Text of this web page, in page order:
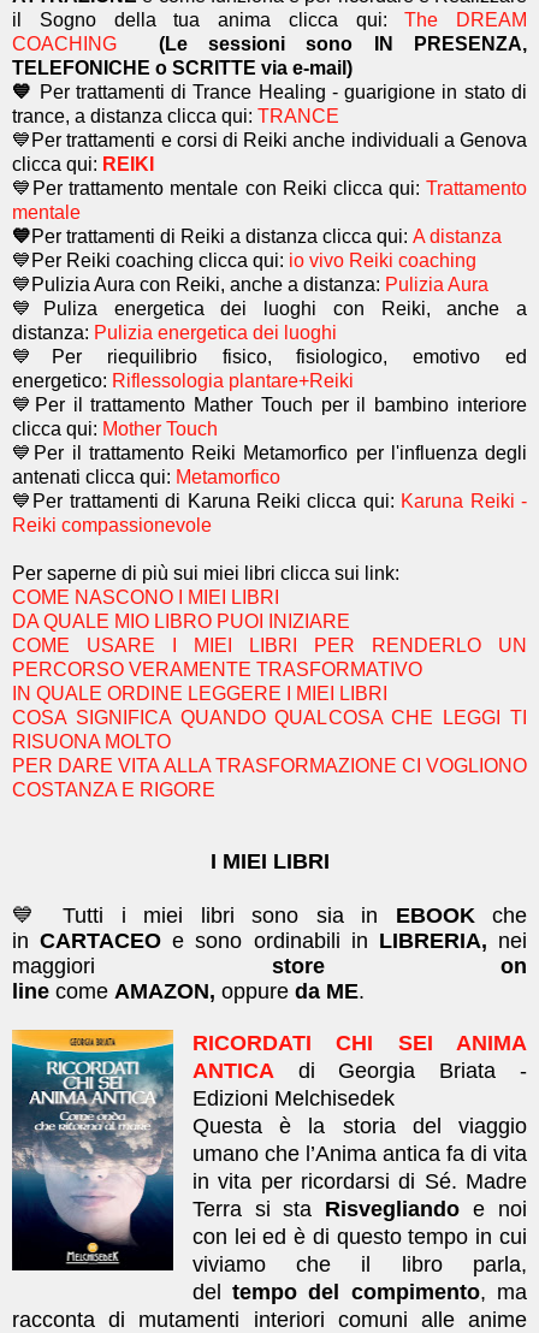
il Sogno della tua anima clicca qui:The DREAM
COACHING
(Le sessioni sono IN PRESENZA,
TELEFONICHE o SCRITTE via e-mail)
💙 Per trattamenti di Trance Healing - guarigione in stato di
trance, a distanza clicca qui: TRANCE
💙Per trattamenti e corsi di Reiki anche individuali a Genova
clicca qui: REIKI
💙Per trattamento mentale con Reiki clicca qui: Trattamento
mentale
💙Per trattamenti di Reiki a distanza clicca qui: A distanza
💙Per Reiki coaching clicca qui: io vivo Reiki coaching
💙Pulizia Aura con Reiki, anche a distanza: Pulizia Aura
💙Puliza energetica dei luoghi con Reiki, anche a
distanza: Pulizia energetica dei luoghi
💙Per riequilibrio fisico, fisiologico, emotivo ed
energetico: Riflessologia plantare+Reiki
💙Per il trattamento Mather Touch per il bambino interiore
clicca qui: Mother Touch
💙Per il trattamento Reiki Metamorfico per l'influenza degli
antenati clicca qui: Metamorfico
💙Per trattamenti di Karuna Reiki clicca qui: Karuna Reiki -
Reiki compassionevole
Per saperne di più sui miei libri clicca sui link:
COME NASCONO I MIEI LIBRI
DA QUALE MIO LIBRO PUOI INIZIARE
COME USARE I MIEI LIBRI PER RENDERLO UN
PERCORSO VERAMENTE TRASFORMATIVO
IN QUALE ORDINE LEGGERE I MIEI LIBRI
COSA SIGNIFICA QUANDO QUALCOSA CHE LEGGI TI
RISUONA MOLTO
PER DARE VITA ALLA TRASFORMAZIONE CI VOGLIONO
COSTANZA E RIGORE
I MIEI LIBRI
💙 Tutti i miei libri sono sia in EBOOK che
inCARTACEOe sono ordinabili in LIBRERIA, nei
maggiori store on
line come AMAZON, oppure da ME.
RICORDATI CHI SEI ANIMA
ANTICA
di Georgia Briata -
Edizioni Melchisedek
Questa è la storia del viaggio
umano che l’Anima antica fa di vita
in vita per ricordarsi di Sé. Madre
Terra si sta Risvegliandoe noi
con lei ed è di questo tempo in cui
viviamo che il libro parla,
deltempo del compimento, ma
racconta di mutamenti interiori comuni alle anime